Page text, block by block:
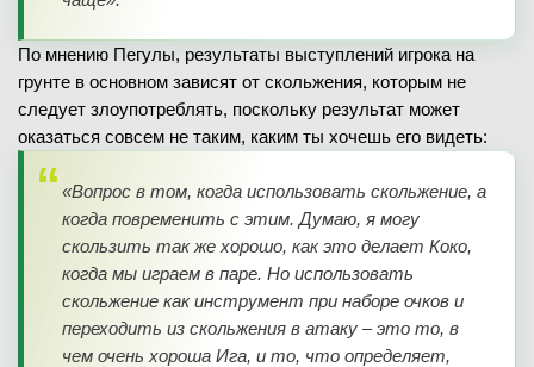
По мнению Пегулы, результаты выступлений игрока на
грунте в основном зависят от скольжения, которым не
следует злоупотреблять, поскольку результат может
оказаться совсем не таким, каким ты хочешь его видеть:
«Вопрос в том, когда использовать скольжение, а
когда повременить с этим. Думаю, я могу
скользить так же хорошо, как это делает Коко,
когда мы играем в паре. Но использовать
скольжение как инструмент при наборе очков и
переходить из скольжения в атаку – это то, в
чем очень хороша Ига, и то, что определяет,